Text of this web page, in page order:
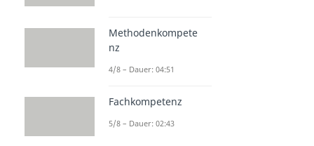
Methodenkompete
nz
4/8 – Dauer: 04:51
Fachkompetenz
5/8 – Dauer: 02:43